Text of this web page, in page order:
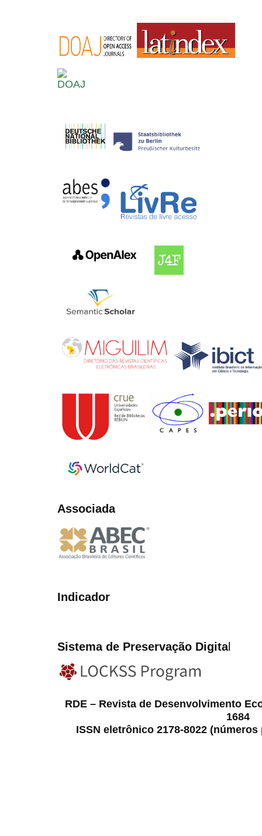
Associada
Indicador
Sistema de Preservação Digital
RDE – Revista de Desenvolvimento
1684
ISSN eletrônico 2178-8022